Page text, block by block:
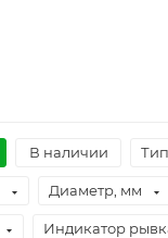
В наличии
Диаметр, мм
Индикатор